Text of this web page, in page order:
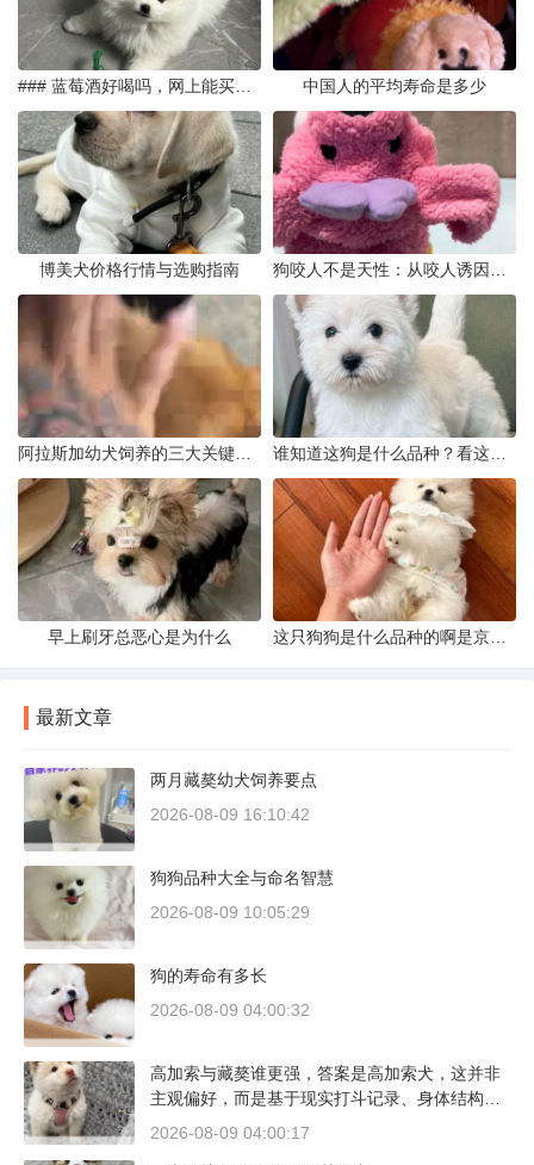
中国人的平均寿命是多少
博美犬价格行情与选购指南
早上刷牙总恶心是为什么
最新文章
两月藏獒幼犬饲养要点
2026-08-09 16:10:42
狗狗品种大全与命名智慧
2026-08-09 10:05:29
狗的寿命有多长
2026-08-09 04:00:32
高加索与藏獒谁更强，答案是高加索犬，这并非
主观偏好，而是基于现实打斗记录、身体结构与
工作性能得出的结论。若将两者置于同等体重级
2026-08-09 04:00:17